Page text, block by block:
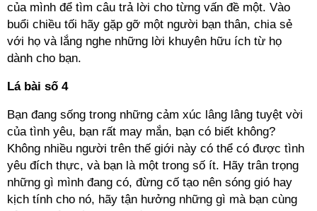
của mình để tìm câu trả lời cho từng vấn đề một. Vào
buổi chiều tối hãy gặp gỡ một người bạn thân, chia sẻ
với họ và lắng nghe những lời khuyên hữu ích từ họ
dành cho bạn.
Lá bài số 4
Bạn đang sống trong những cảm xúc lâng lâng tuyệt vời
của tình yêu, bạn rất may mắn, bạn có biết không?
Không nhiều người trên thế giới này có thể có được tình
yêu đích thực, và bạn là một trong số ít. Hãy trân trọng
những gì mình đang có, đừng cố tạo nên sóng gió hay
kịch tính cho nó, hãy tận hưởng những gì mà bạn cùng